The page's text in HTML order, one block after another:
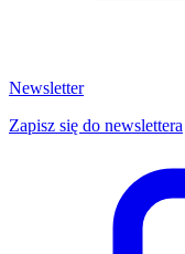
Newsletter
Zapisz się do newslettera